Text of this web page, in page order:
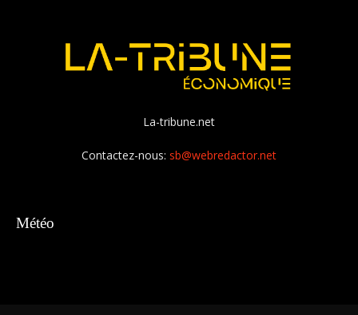
La-tribune.net
Contactez-nous: sb@webredactor.net
Météo